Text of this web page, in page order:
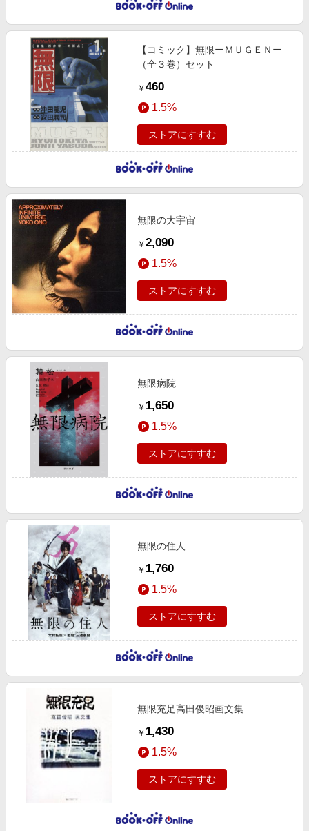
【コミック】無限ーＭＵＧＥＮー
（全３巻）セット
￥ 460
1.5%
ストアにすすむ
無限の大宇宙
￥ 2,090
1.5%
ストアにすすむ
無限病院
￥ 1,650
1.5%
ストアにすすむ
無限の住人
￥ 1,760
1.5%
ストアにすすむ
無限充足高田俊昭画文集
￥ 1,430
1.5%
ストアにすすむ